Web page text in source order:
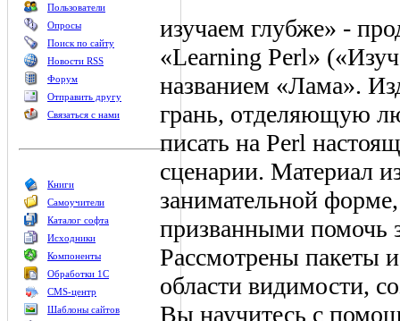
Пользователи
Опросы
Поиск по сайту
Новости RSS
Форум
Отправить другу
Связаться с нами
Книги
Самоучители
Каталог софта
Исходники
Компоненты
Обработки 1С
CMS-центр
Шаблоны сайтов
изучаем глубже» -
«Learning Perl»
названием «Лама».
грань, отделяющую
писать на Perl
сценарии. Материал
занимательной
призванными помочь
Рассмотрены пакеты
области видимости,
Вы научитесь с